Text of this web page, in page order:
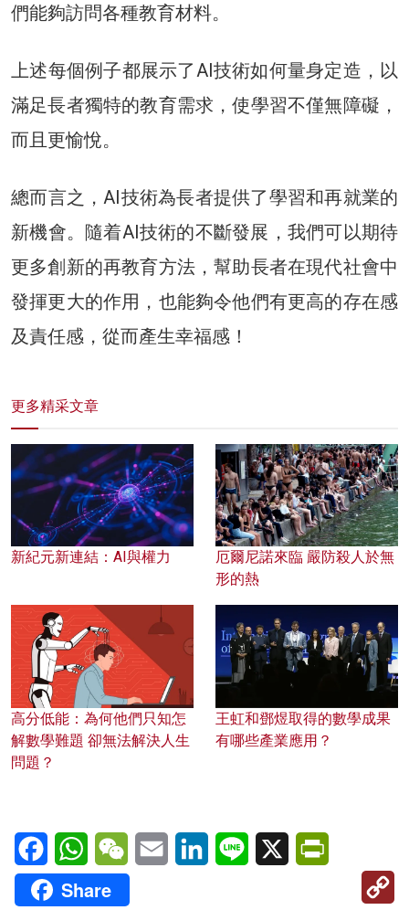
們能夠訪問各種教育材料。
上述每個例子都展示了AI技術如何量身定造，以
滿足長者獨特的教育需求，使學習不僅無障礙，
而且更愉悅。
總而言之，AI技術為長者提供了學習和再就業的
新機會。隨着AI技術的不斷發展，我們可以期待
更多創新的再教育方法，幫助長者在現代社會中
發揮更大的作用，也能夠令他們有更高的存在感
及責任感，從而產生幸福感！
更多精采文章
新紀元新連結：AI與權力
厄爾尼諾來臨 嚴防殺人於無
形的熱
高分低能：為何他們只知怎
解數學難題 卻無法解決人生
問題？
王虹和鄧煜取得的數學成果
有哪些產業應用？
FacebookWhatsAppWeChatEmail LinkedInLine X
Share